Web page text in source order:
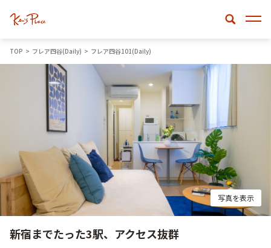
TOP フレア四谷(Daily) フレア四谷101(Daily)
写真を表示
新宿までたった3駅、アクセス抜群